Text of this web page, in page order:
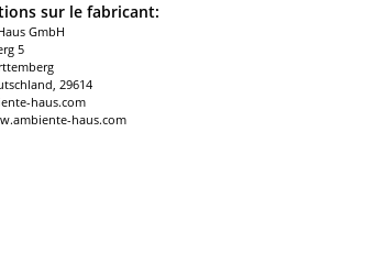
sur le fabricant:
GmbH
5
29614
haus.com
haus.com